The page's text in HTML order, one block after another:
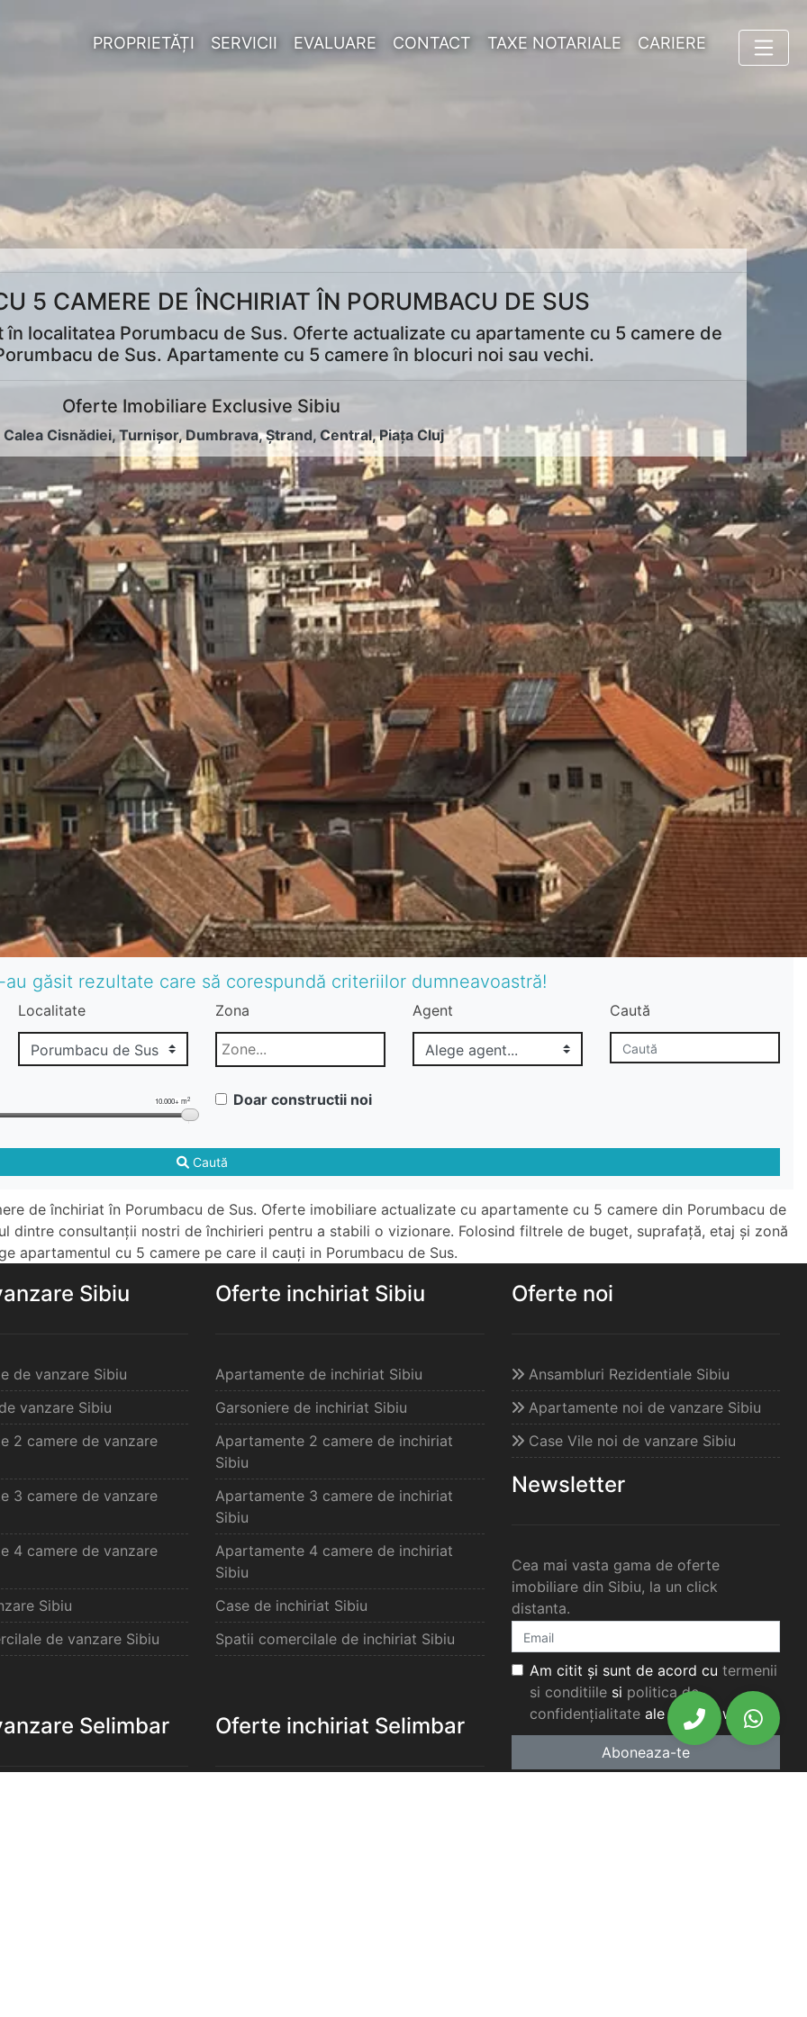
PROPRIETĂȚI SERVICII EVALUARE CONTACT TAXE NOTARIALE CARIERE
5 CAMERE DE ÎNCHIRIAT ÎN PORUMBACU DE SUS
localitatea Porumbacu de Sus. Oferte actualizate cu apartamente cu 5 camere de
de Sus. Apartamente cu 5 camere în blocuri noi sau vechi.
Oferte Imobiliare Exclusive Sibiu
Calea Cisnădiei,Turnișor, Dumbrava,Ștrand,Central,Piața Cluj
găsit rezultate care să corespundă criteriilor dumneavoastră!
Localitate Zona Agent Caută
10.000+ m2 Doar constructii noi
Caută
de închiriat în Porumbacu de Sus. Oferte imobiliare actualizate cu apartamente cu 5 camere din Porumbacu de
dintre consultanții nostri de închirieri pentru a stabili o vizionare. Folosind filtrele de buget, suprafață, etaj și zonă
apartamentul cu 5 camere pe care il cauți in Porumbacu de Sus.
Sibiu
de vanzare Sibiu
vanzare Sibiu
2 camere de vanzare
3 camere de vanzare
4 camere de vanzare
Sibiu
de vanzare Sibiu
Selimbar
Oferte inchiriat Sibiu
Apartamente de inchiriat Sibiu
Garsoniere de inchiriat Sibiu
Apartamente 2 camere de inchiriat
Sibiu
Apartamente 3 camere de inchiriat
Sibiu
Apartamente 4 camere de inchiriat
Sibiu
Case de inchiriat Sibiu
Spatii comercilale de inchiriat Sibiu
Oferte inchiriat Selimbar
Oferte noi
Ansambluri Rezidentiale Sibiu
Apartamente noi de vanzare Sibiu
Case Vile noi de vanzare Sibiu
Newsletter
Cea mai vasta gama de oferte
imobiliare din Sibiu, la un click
distanta.
Am citit și sunt de acord cu termenii
si conditiilesi politica de
confidențialitateale acestui website.
Aboneaza-te